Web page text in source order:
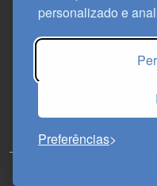
personalizado e
Preferências
Edif. Lisboa Oriente | Av.
1800-282 Lisboa | Portugal